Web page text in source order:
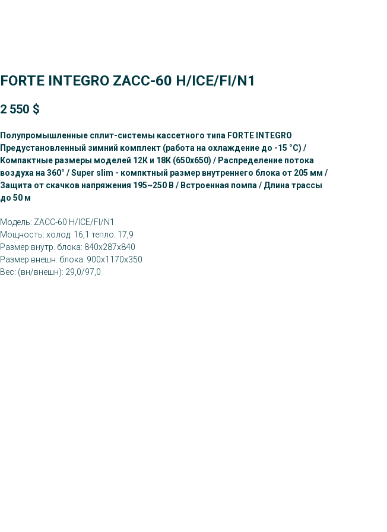
FORTE INTEGRO ZACC-60 H/ICE/FI/N1
2 550 $
Полупромышленные сплит-системы кассетного типа FORTE INTEGRO
Предустановленный зимний комплект (работа на охлаждение до -15 °C) /
Компактные размеры моделей 12К и 18К (650x650) / Распределение потока
воздуха на 360° / Super slim - компктный размер внутреннего блока от 205 мм /
Защита от скачков напряжения 195~250 В / Встроенная помпа / Длина трассы
до 50 м
Модель: ZACC-60 H/ICE/FI/N1
Мощность: холод: 16,1 тепло: 17,9
Размер внутр. блока: 840x287x840
Размер внешн. блока: 900x1170x350
Вес: (вн/внешн): 29,0/97,0